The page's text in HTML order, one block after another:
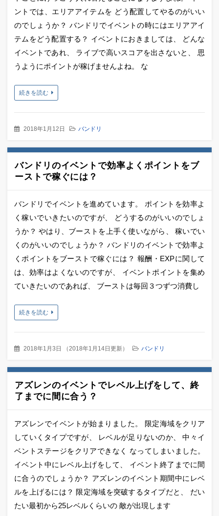
ントでは、エリアアイテムを どう配置してやるのがいい
のでしょうか？ バンドリでイベントの時にはエリアアイ
テムをどう配置する？ イベントにおきましては、 どんな
イベントであれ、 ライブで高いスコアを出さないと、 思
うようにポイントが稼げませんよね。 な
続きを読む
2018年1月12日 バンドリ
バンドリのイベントで効率よくポイントをブ
ーストで稼ぐには？
バンドリでイベントを進めています。 ポイントを効率よ
く稼いでいきたいのですが、 どうするのがいいのでしょ
うか？ やはり、ブーストを上手く使いながら、 稼いでい
くのがいいのでしょうか？ バンドリのイベントで効率よ
くポイントをブーストで稼ぐには？ 報酬・EXPに関して
は、効率はよくないのですが、 イベントポイントを集め
ていきたいのであれば、 ブーストは毎回３つずつ消費し
続きを読む
2018年1月3日 （ 2018年1月14日更新） バンドリ
アズレンのイベントでレベル上げをして、終
了までに間に合う？
アズレンでイベントが始まりました。 限定海域をクリア
していくタイプですが、 レベルが足りないのか、 中々イ
ベントステージをクリアできなく なってしまいました。
イベント中にレベル上げをして、 イベント終了までに間
に合うのでしょうか？ アズレンのイベント期間中にレベ
ルを上げるには？ 限定海域を突破するタイプだと、 だい
たい最初から25レベルくらいの 敵が出現します